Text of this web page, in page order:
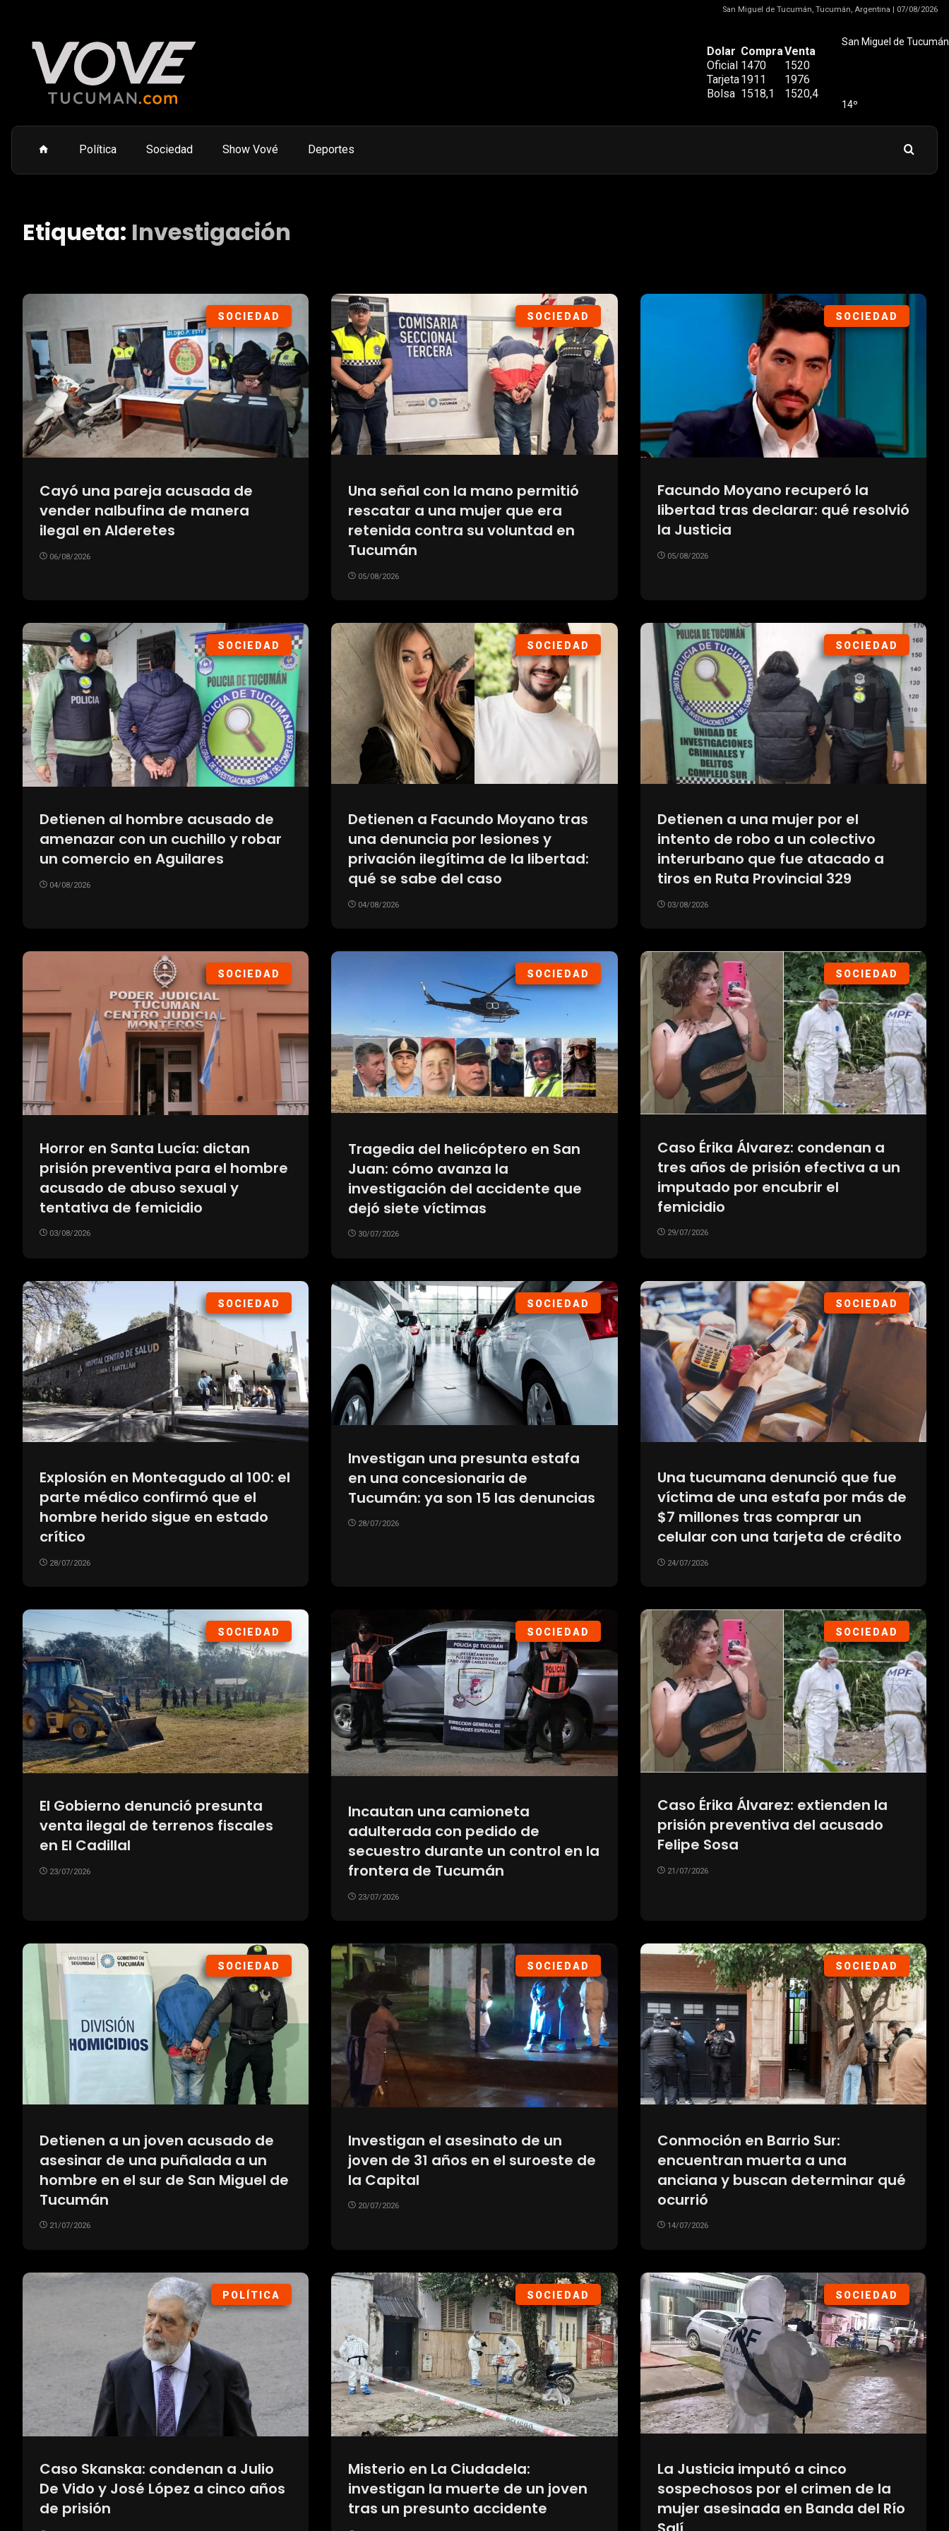
San Miguel de Tucumán, Tucumán, Argentina | 07/08/2026
Dolar CompraVenta
Oficial 1470
1520
Tarjeta1911
1976
Bolsa 1518,1 1520,4
San Miguel de Tucumán
14º
Política Sociedad Show Vové Deportes
Etiqueta: Investigación
SOCIEDAD
Cayó una pareja acusada de
vender nalbufina de manera
ilegal en Alderetes
06/08/2026
SOCIEDAD
Una señal con la mano permitió
rescatar a una mujer que era
retenida contra su voluntad en
Tucumán
05/08/2026
SOCIEDAD
Facundo Moyano recuperó la
libertad tras declarar: qué resolvió
la Justicia
05/08/2026
SOCIEDAD
Detienen al hombre acusado de
amenazar con un cuchillo y robar
un comercio en Aguilares
04/08/2026
SOCIEDAD
Detienen a Facundo Moyano tras
una denuncia por lesiones y
privación ilegítima de la libertad:
qué se sabe del caso
04/08/2026
SOCIEDAD
Detienen a una mujer por el
intento de robo a un colectivo
interurbano que fue atacado a
tiros en Ruta Provincial 329
03/08/2026
SOCIEDAD
Horror en Santa Lucía: dictan
prisión preventiva para el hombre
acusado de abuso sexual y
tentativa de femicidio
03/08/2026
SOCIEDAD
Tragedia del helicóptero en San
Juan: cómo avanza la
investigación del accidente que
dejó siete víctimas
30/07/2026
SOCIEDAD
Caso Érika Álvarez: condenan a
tres años de prisión efectiva a un
imputado por encubrir el
femicidio
29/07/2026
SOCIEDAD
Explosión en Monteagudo al 100: el
parte médico confirmó que el
hombre herido sigue en estado
crítico
28/07/2026
SOCIEDAD
Investigan una presunta estafa
en una concesionaria de
Tucumán: ya son 15 las denuncias
28/07/2026
SOCIEDAD
Una tucumana denunció que fue
víctima de una estafa por más de
$7 millones tras comprar un
celular con una tarjeta de crédito
24/07/2026
SOCIEDAD
El Gobierno denunció presunta
venta ilegal de terrenos fiscales
en El Cadillal
23/07/2026
SOCIEDAD
Incautan una camioneta
adulterada con pedido de
secuestro durante un control en la
frontera de Tucumán
23/07/2026
SOCIEDAD
Caso Érika Álvarez: extienden la
prisión preventiva del acusado
Felipe Sosa
21/07/2026
SOCIEDAD
Detienen a un joven acusado de
asesinar de una puñalada a un
hombre en el sur de San Miguel de
Tucumán
21/07/2026
SOCIEDAD
Investigan el asesinato de un
joven de 31 años en el suroeste de
la Capital
20/07/2026
SOCIEDAD
Conmoción en Barrio Sur:
encuentran muerta a una
anciana y buscan determinar qué
ocurrió
14/07/2026
POLÍTICA
Caso Skanska: condenan a Julio
De Vido y José López a cinco años
de prisión
SOCIEDAD
Misterio en La Ciudadela:
investigan la muerte de un joven
tras un presunto accidente
SOCIEDAD
La Justicia imputó a cinco
sospechosos por el crimen de la
mujer asesinada en Banda del Río